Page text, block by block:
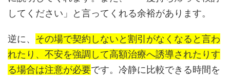
してください」と言ってくれる余裕があります。
逆に、 その場で契約しないと割引がなくなると言わ
れたり、不安を強調して高額治療へ誘導されたりす
る場合は注意が必要です。冷静に比較できる時間を